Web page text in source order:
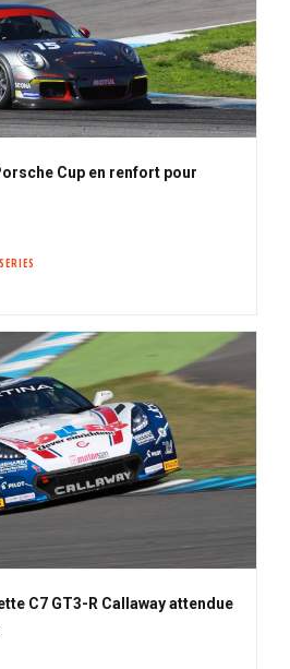
Cup en renfort pour
C7 GT3-R Callaway attendue